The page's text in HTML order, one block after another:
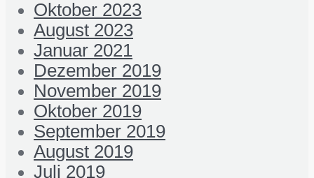
Oktober 2023
August 2023
Januar 2021
Dezember 2019
November 2019
Oktober 2019
September 2019
August 2019
Juli 2019